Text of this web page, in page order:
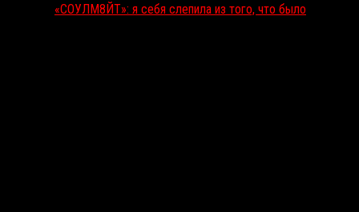
«СОУЛМ8ЙТ»: я себя слепила из того, что было